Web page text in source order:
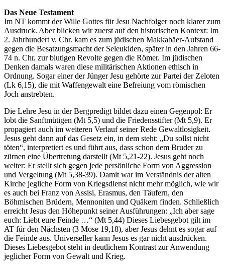
Das Neue Testament
Im NT kommt der Wille Gottes für Jesu Nachfolger noch klarer zum
Ausdruck. Aber blicken wir zuerst auf den historischen Kontext: Im
2. Jahrhundert v. Chr. kam es zum jüdischen Makkabäer-Aufstand
gegen die Besatzungsmacht der Seleukiden, später in den Jahren 66-
74 n. Chr. zur blutigen Revolte gegen die Römer. Im jüdischen
Denken damals waren diese militärischen Aktionen ethisch in
Ordnung. Sogar einer der Jünger Jesu gehörte zur Partei der Zeloten
(Lk 6,15), die mit Waffengewalt eine Befreiung vom römischen
Joch anstrebten.
Die Lehre Jesu in der Bergpredigt bildet dazu einen Gegenpol: Er
lobt die Sanftmütigen (Mt 5,5) und die Friedensstifter (Mt 5,9). Er
propagiert auch im weiteren Verlauf seiner Rede Gewaltlosigkeit.
Jesus geht dann auf das Gesetz ein, in dem steht: „Du sollst nicht
töten“, interpretiert es und führt aus, dass schon dem Bruder zu
zürnen eine Übertretung darstellt (Mt 5,21-22). Jesus geht noch
weiter: Er stellt sich gegen jede persönliche Form von Aggression
und Vergeltung (Mt 5,38-39). Damit war im Verständnis der alten
Kirche jegliche Form von Kriegsdienst nicht mehr möglich, wie wir
es auch bei Franz von Assisi, Erasmus, den Täufern, den
Böhmischen Brüdern, Mennoniten und Quäkern finden. Schließlich
erreicht Jesus den Höhepunkt seiner Ausführungen: „Ich aber sage
euch: Liebt eure Feinde …“ (Mt 5,44) Dieses Liebesgebot gilt im
AT für den Nächsten (3 Mose 19,18), aber Jesus dehnt es sogar auf
die Feinde aus. Universeller kann Jesus es gar nicht ausdrücken.
Dieses Liebesgebot steht in deutlichem Kontrast zur Anwendung
jeglicher Form von Gewalt und Krieg.